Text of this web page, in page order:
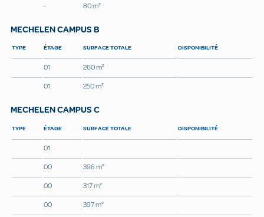
-
80 m²
MECHELEN CAMPUS B
TYPE ÉTAGE SURFACE TOTALE DISPONIBILITÉ
01
260 m²
01
250 m²
MECHELEN CAMPUS C
TYPE ÉTAGE SURFACE TOTALE DISPONIBILITÉ
01
00
396 m²
00
317 m²
00
397 m²